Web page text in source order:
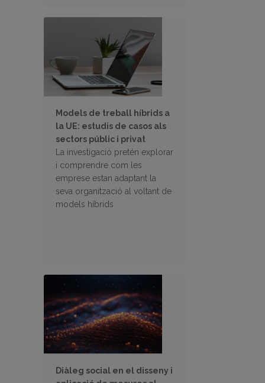
Models de treball híbrids a
la UE: estudis de casos als
sectors públic i privat
La investigació pretén explorar
i comprendre com les
emprese estan adaptant la
seva organització al voltant de
models híbrids
Diàleg social en el disseny i